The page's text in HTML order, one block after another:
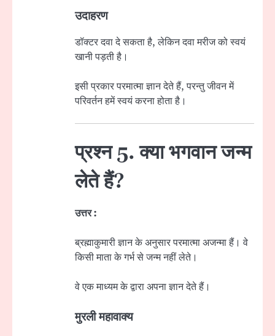
उदाहरण
डॉक्टर दवा दे सकता है, लेकिन दवा मरीज को स्वयं
खानी पड़ती है।
इसी प्रकार परमात्मा ज्ञान देते हैं, परन्तु जीवन में
परिवर्तन हमें स्वयं करना होता है।
प्रश्न 5. क्या भगवान जन्म
लेते हैं?
उत्तर :
ब्रह्माकुमारी ज्ञान के अनुसार परमात्मा अजन्मा हैं। वे
किसी माता के गर्भ से जन्म नहीं लेते।
वे एक माध्यम के द्वारा अपना ज्ञान देते हैं।
मुरली महावाक्य